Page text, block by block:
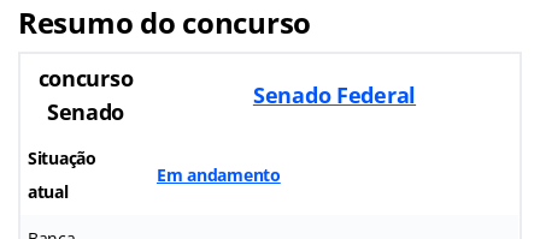
Resumo do concurso
concurso
Senado
Senado Federal
Situação
atual
Em andamento